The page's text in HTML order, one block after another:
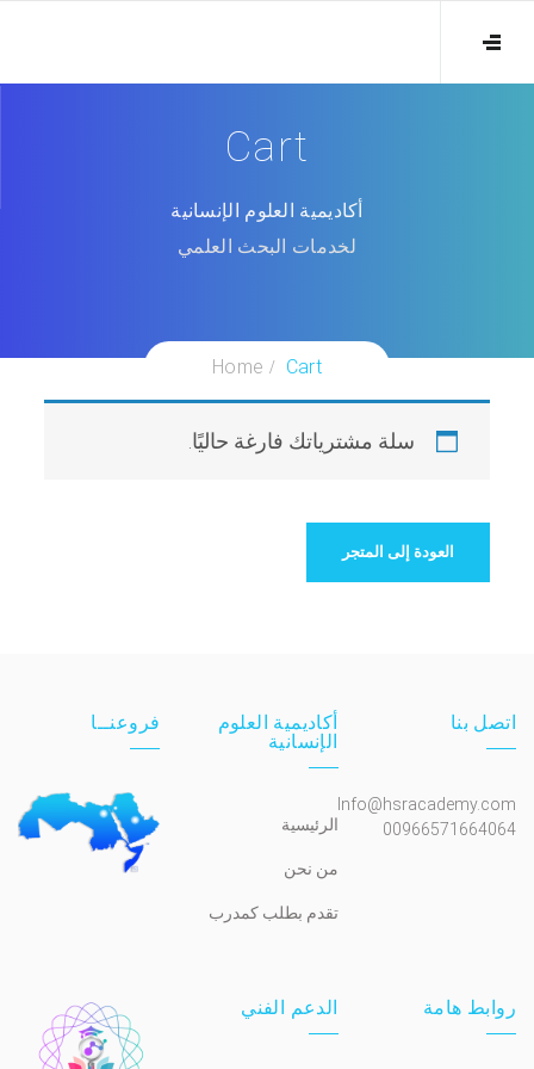
Cart
أكاديمية العلوم الإنسانية
لخدمات البحث العلمي
Home Cart
سلة مشترياتك فارغة حاليًا.
العودة إلى المتجر
اتصل بنا
Info@hsracademy.com
00966571664064
أكاديمية العلوم
الإنسانية
الرئيسية
من نحن
تقدم بطلب كمدرب
فروعنــا
روابط هامة الدعم الفني